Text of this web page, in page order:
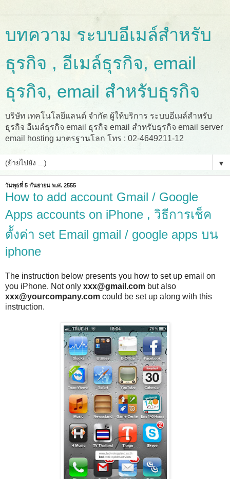
บทความ ระบบอีเมล์สำหรับ
ธุรกิจ , อีเมล์ธุรกิจ, email
ธุรกิจ, email สำหรับธุรกิจ
บริษัท เทคโนโลยีแลนด์ จำกัด ผู้ให้บริการ ระบบอีเมล์สำหรับ
ธุรกิจ อีเมล์ธุรกิจ email ธุรกิจ email สำหรับธุรกิจ email server
email hosting มาตรฐานโลก โทร : 02-4649211-12
▼
วันพุธที่ 5 กันยายน พ.ศ. 2555
How to add account Gmail / Google
Apps accounts on iPhone , วิธีการเช็ค
ตั้งค่า set Email gmail / google apps บน
iphone
The instruction below presents you how to set up email on
you iPhone. Not only xxx@gmail.com but also
xxx@yourcompany.com could be set up along with this
instruction.